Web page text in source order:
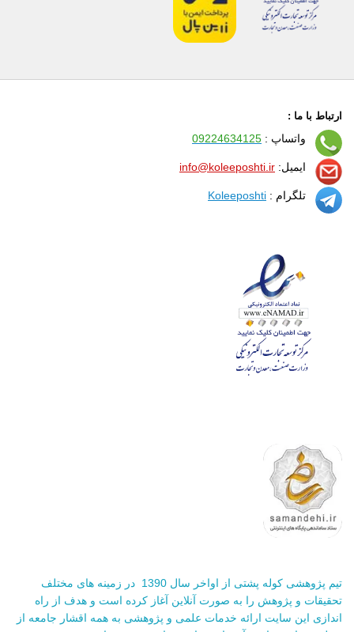
ارتباط با ما :
واتساپ : 09224634125
ایمیل: info@koleeposhti.ir
تلگرام : Koleeposhti
تیم پژوهشی کوله پشتی از اواخر سال 1390 در زمینه های مختلف
تحقیقات و پژوهش را به صورت آنلاین آغاز کرده است و هدف از راه
اندازی این سایت ارائه خدمات علمی و پژوهشی به همه اقشار جامعه از